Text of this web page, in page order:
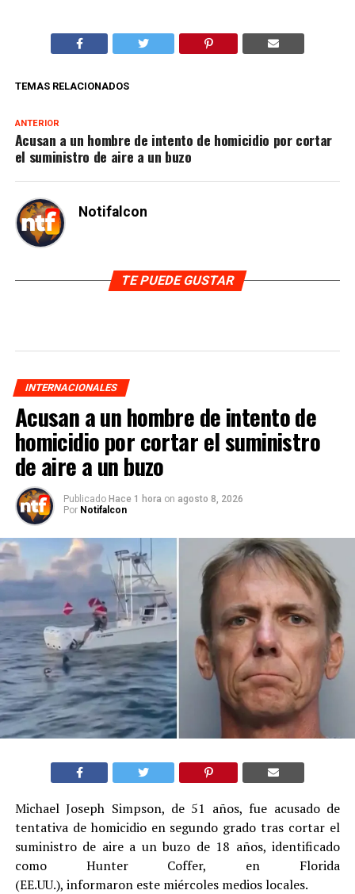
TEMAS RELACIONADOS
ANTERIOR
Acusan a un hombre de intento de homicidio por cortar
el suministro de aire a un buzo
Notifalcon
TE PUEDE GUSTAR
INTERNACIONALES
Acusan a un hombre de intento de
homicidio por cortar el suministro
de aire a un buzo
Publicado Hace 1 hora on agosto 8, 2026
Por Notifalcon
Michael Joseph Simpson, de 51 años, fue acusado de
tentativa de homicidio en segundo grado tras cortar el
suministro de aire a un buzo de 18 años, identificado
como Hunter Coffer, en Florida
(EE.UU.), informaron este miércoles medios locales.